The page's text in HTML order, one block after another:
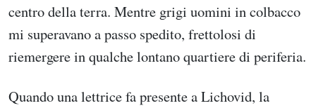
centro della terra. Mentre grigi uomini in colbacco
mi superavano a passo spedito, frettolosi di
riemergere in qualche lontano quartiere di periferia.
Quando una lettrice fa presente a Lichovid, la